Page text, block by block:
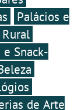
Palácios e
e Snack-
de Arte